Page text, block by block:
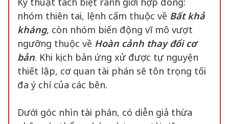
nhóm thiên tai, lệnh cấm thuộc về Bất khả
kháng, còn nhóm biến động vĩ mô vượt
ngưỡng thuộc về Hoàn cảnh thay đổi cơ
bản. Khi kịch bản ứng xử được tự nguyện
thiết lập, cơ quan tài phán sẽ tôn trọng tối
đa ý chí của các bên.
Dưới góc nhìn tài phán, có diễn giả thừa